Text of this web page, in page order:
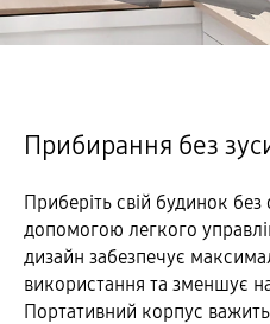
Прибирання без
Приберіть свій будинок
допомогою легкого
дизайн забезпечує
використання та зменшує
Портативний корпус